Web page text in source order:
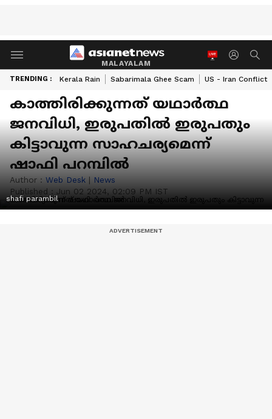
MALAYALAM
TRENDING : Kerala Rain Sabarimala Ghee Scam US - Iran Conflict
കാത്തിരിക്കുന്നത് യഥാർത്ഥ
ജനവിധി, ഇരുപതിൽ ഇരുപതും
കിട്ടാവുന്ന സാഹചര്യമെന്ന്
ഷാഫി പറമ്പിൽ
Author : Web Desk | News
Published : Jun 02 2024, 02:09 PM IST
shafi parambil